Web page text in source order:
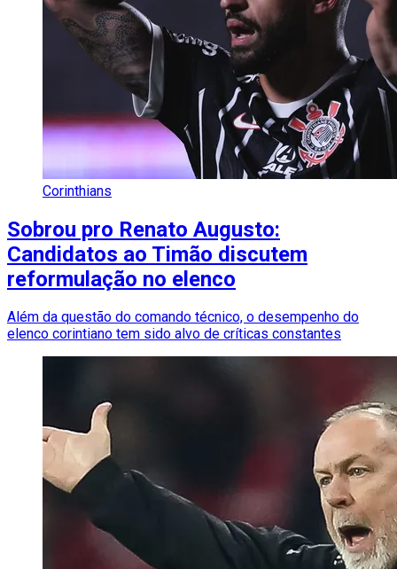
Corinthians
Sobrou pro Renato Augusto:
Candidatos ao Timão discutem
reformulação no elenco
Além da questão do comando técnico, o desempenho do
elenco corintiano tem sido alvo de críticas constantes